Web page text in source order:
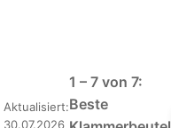
Aktualisiert:
30.07.2026
1 – 7 von 7:
Beste